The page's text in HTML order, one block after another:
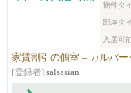
物件タ
部屋タ
入居可
家賃割引の個室 – カルバ
[登録者] salsasian